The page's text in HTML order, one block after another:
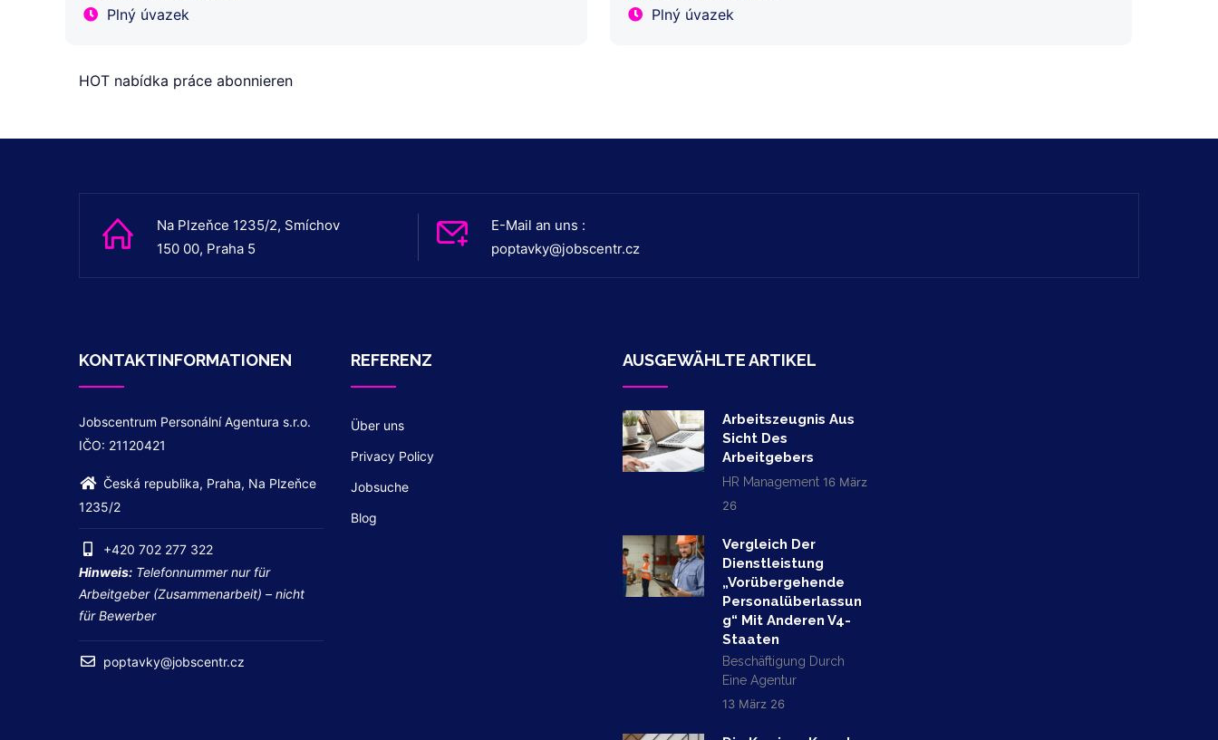
Plný úvazek
Plný úvazek
HOT nabídka práce abonnieren
Na Plzeňce 1235/2, Smíchov
150 00, Praha 5
E-Mail an uns :
poptavky@jobscentr.cz
KONTAKTINFORMATIONEN
Jobscentrum Personální Agentura s.r.o.
IČO: 21120421
Česká republika, Praha, Na Plzeňce
1235/2
+420 702 277 322
Hinweis: Telefonnummer nur für
Arbeitgeber (Zusammenarbeit) – nicht
für Bewerber
poptavky@jobscentr.cz
REFERENZ
Über uns
Privacy Policy
Jobsuche
Blog
AUSGEWÄHLTE ARTIKEL
Arbeitszeugnis Aus
Sicht Des
Arbeitgebers
HR Management 16 März
26
Vergleich Der
Dienstleistung
„vorübergehende
Personalüberlassun
G“ Mit Anderen V4-
Staaten
Beschäftigung Durch
Eine Agentur
13 März 26